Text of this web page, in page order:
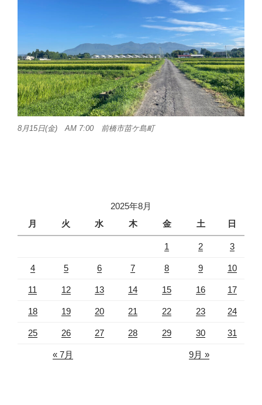
8月15日(金) AM 7:00 前橋市苗ケ島町
2025年8月
月
火 水 木 金 土 日
1 2 3
4 5 6 7 8 9 10
11 12 13 14 15 16 17
18 19 20 21 22 23 24
25 26 27 28 29 30 31
« 7月 9月 »